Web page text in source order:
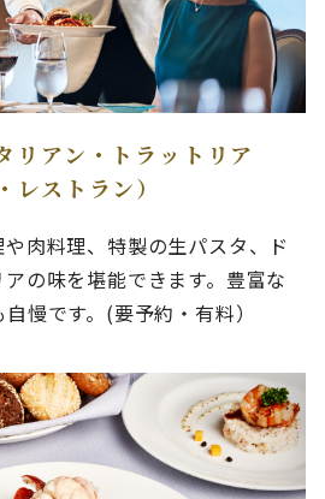
リアン・トラットリア
レストラン）
肉料理、特製の生パスタ、ド
の味を堪能できます。豊富な
慢です。(要予約・有料）